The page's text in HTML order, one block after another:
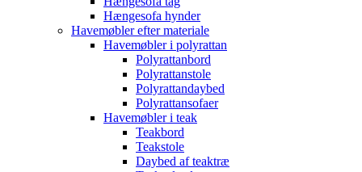
Hængesofa hynder
Havemøbler efter materiale
Havemøbler i polyrattan
Polyrattanbord
Polyrattanstole
Polyrattandaybed
Polyrattansofaer
Havemøbler i teak
Teakbord
Teakstole
Daybed af teaktræ